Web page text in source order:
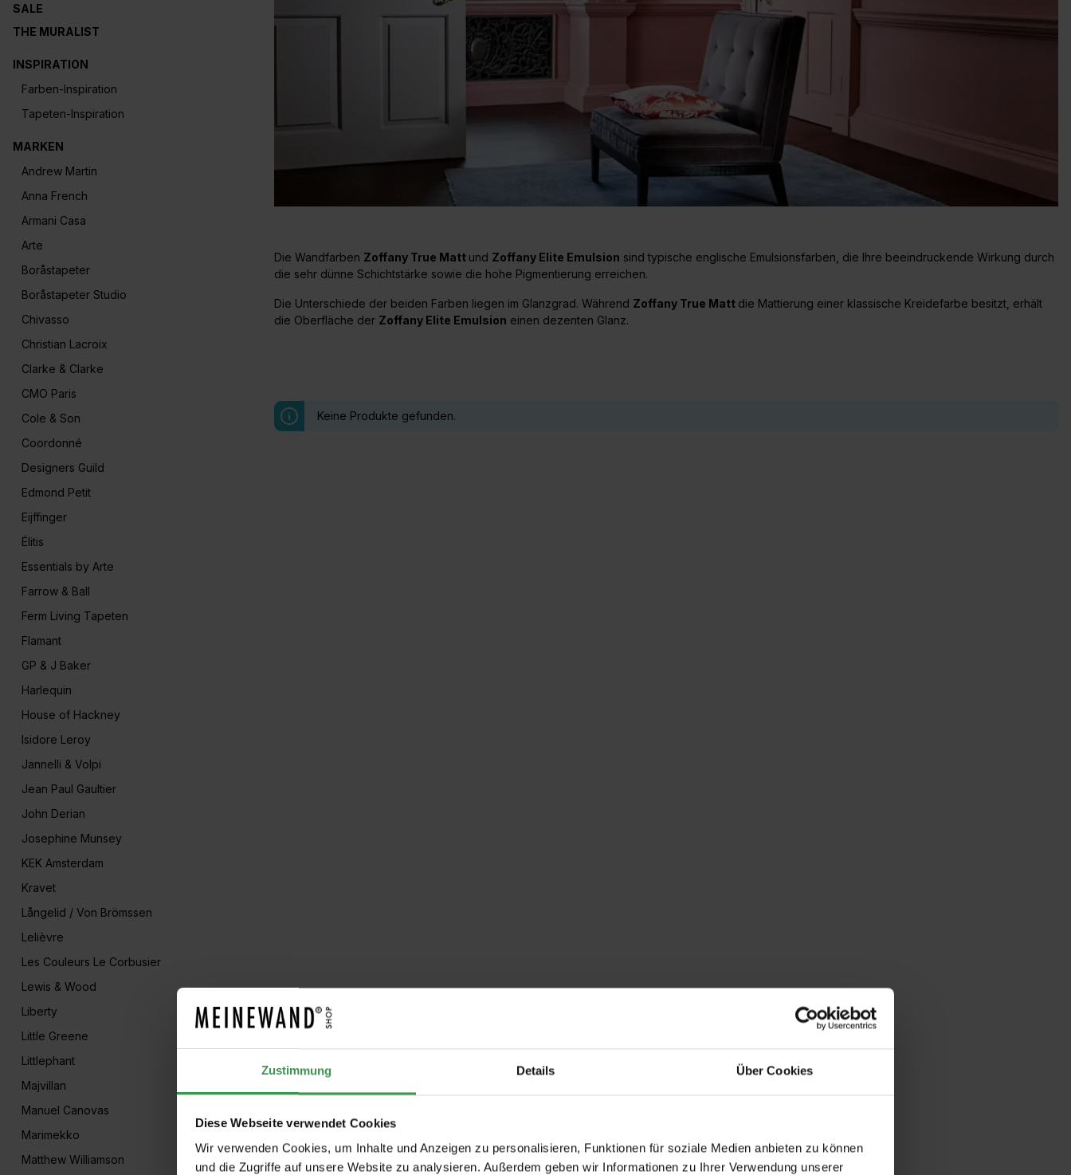
Zustimmung Details Über Cookies
Diese Webseite verwendet Cookies
Wir verwenden Cookies, um Inhalte und Anzeigen zu personalisieren, Funktionen für soziale Medien anbieten zu können
und die Zugriffe auf unsere Website zu analysieren. Außerdem geben wir Informationen zu Ihrer Verwendung unserer
SALE
THE MURALIST
INSPIRATION
Farben-Inspiration
Tapeten-Inspiration
MARKEN
Andrew Martin
Anna French
Armani Casa
Arte
Boråstapeter
Boråstapeter Studio
Chivasso
Christian Lacroix
Clarke & Clarke
CMO Paris
Cole & Son
Coordonné
Designers Guild
Edmond Petit
Eijffinger
Élitis
Essentials by Arte
Farrow & Ball
Ferm Living Tapeten
Flamant
GP & J Baker
Harlequin
House of Hackney
Isidore Leroy
Jannelli & Volpi
Jean Paul Gaultier
John Derian
Josephine Munsey
KEK Amsterdam
Kravet
Långelid / Von Brömssen
Lelièvre
Les Couleurs Le Corbusier
Lewis & Wood
Liberty
Little Greene
Littlephant
Majvillan
Manuel Canovas
Marimekko
Matthew Williamson
Die Wandfarben Zoffany True Matt und Zoffany Elite Emulsion sind typische englische Emulsionsfarben, die Ihre beeindruckende Wirkung durch
die sehr dünne Schichtstärke sowie die hohe Pigmentierung erreichen.
Die Unterschiede der beiden Farben liegen im Glanzgrad. Während Zoffany True Matt die Mattierung einer klassische Kreidefarbe besitzt, erhält
die Oberfläche der Zoffany Elite Emulsion einen dezenten Glanz.
Keine Produkte gefunden.